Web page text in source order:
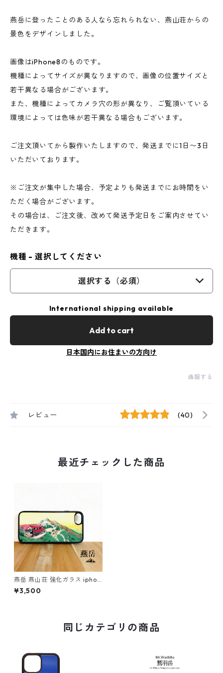
燕岳に登ったことのある人なら忘れられない、燕山荘からの
景色をデザインしました。
画像はiPhone8のものです。
機種によってサイズが異なりますので、画像の位置サイズと
若干異なる場合がございます。
また、機種によってカメラ穴の形が異なり、ご覧頂いている
環境によっては色味が若干異なる場合もございます。
ご注文頂いてから製作いたしますので、発送までに1日〜3日
いただいております。
※ご注文が集中した場合、予定よりも発送までにお時間をい
ただく場合がございます。
その場合は、ご注文後、改めて発送予定日をご案内させてい
ただきます。
機種 - 選択してください
選択する（必須）
International shipping available
Add to cart
日本国内にお住まいの方向け
通報する
レビュー (40)
最近チェックした商品
燕岳 燕山荘 強化ガラス iphon
e スマホケース スマホカバー
アウトドア 登山 山 北アルプス
¥3,500
同じカテゴリの商品